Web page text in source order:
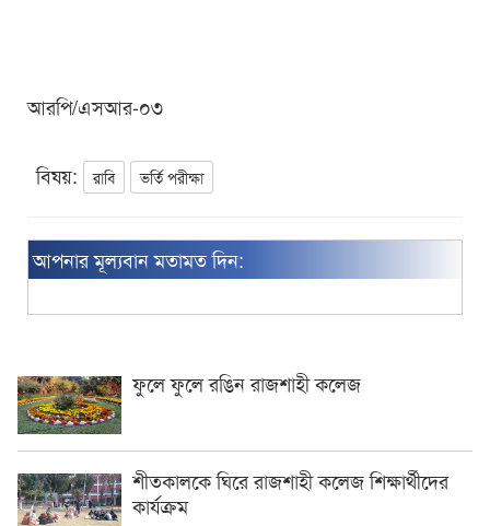
আরপি/এসআর-০৩
বিষয়: রাবি ভর্তি পরীক্ষা
আপনার মূল্যবান মতামত দিন:
ফুলে ফুলে রঙিন রাজশাহী কলেজ
শীতকালকে ঘিরে রাজশাহী কলেজ শিক্ষার্থীদের
কার্যক্রম